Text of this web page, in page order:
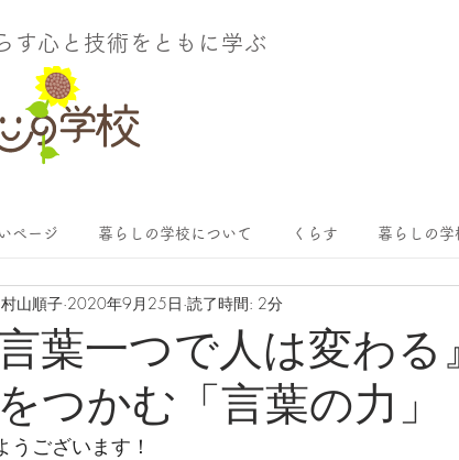
す​心と技術をともに学ぶ
ページ 暮らしの学校について くらす 暮らしの学
言葉一つで人は変わ
つかむ「言葉の力」
村山順子 2020年9月25日 読了時間: 2分
うございます！